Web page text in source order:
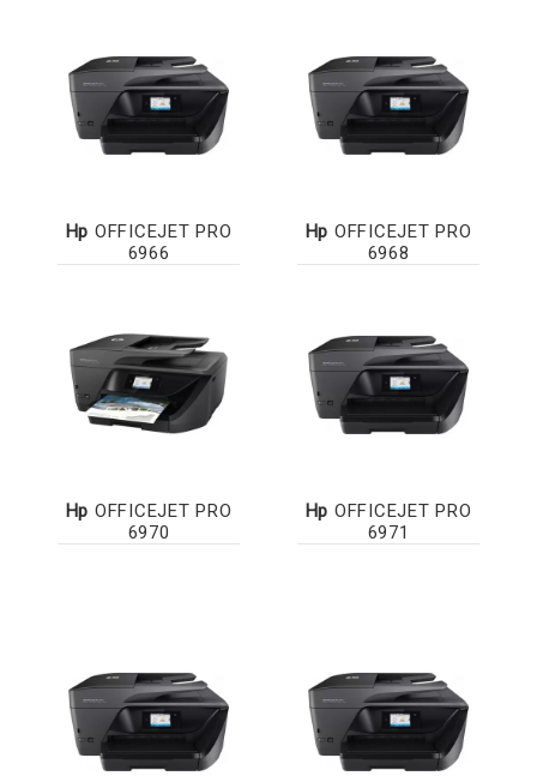
Hp OFFICEJET PRO
6966
Hp OFFICEJET PRO
6968
Hp OFFICEJET PRO
6970
Hp OFFICEJET PRO
6971